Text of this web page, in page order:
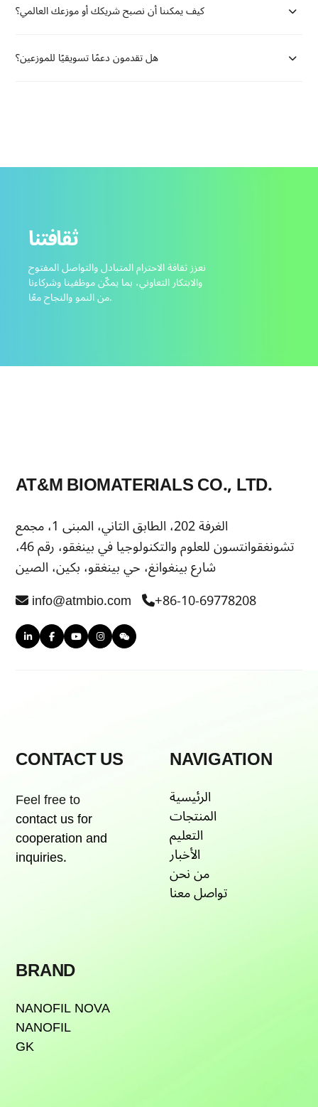
كيف يمكننا أن نصبح شريكك أو موزعك العالمي؟
هل تقدمون دعمًا تسويقيًا للموزعين؟
ثقافتنا
نعزز ثقافة الاحترام المتبادل والتواصل المفتوح
والابتكار التعاوني، بما يمكّن موظفينا وشركاءنا
من النمو والنجاح معًا.
AT&M BIOMATERIALS CO., LTD.
الغرفة 202، الطابق الثاني، المبنى 1، مجمع
تشونغقوانتسون للعلوم والتكنولوجيا في بينغقو، رقم 46،
شارع بينغوانغ، حي بينغقو، بكين، الصين
info@atmbio.com +86-10-69778208
CONTACT US
Feel free to
contact us for
cooperation and
inquiries.
NAVIGATION
الرئيسية
المنتجات
التعليم
الأخبار
من نحن
تواصل معنا
BRAND
NANOFIL NOVA
NANOFIL
GK